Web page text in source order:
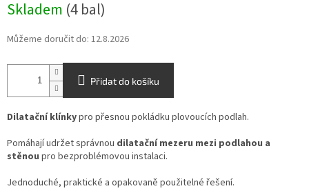
cena:
Skladem (4 bal)
Můžeme doručit do: 12.8.2026
Přidat do košíku
Dilatační klínkypro přesnou pokládku plovoucích podlah.
Pomáhají udržet správnou dilatační mezeru mezi podlahou a
stěnou pro bezproblémovou instalaci.
Jednoduché, praktické a opakovaně použitelné řešení.